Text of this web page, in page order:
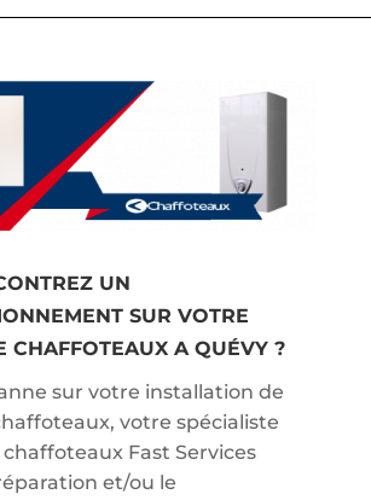
UN
SUR VOTRE
CHAFFOTEAUX A QUÉVY ?
sur votre installation de
votre spécialiste
Fast Services
et/ou le